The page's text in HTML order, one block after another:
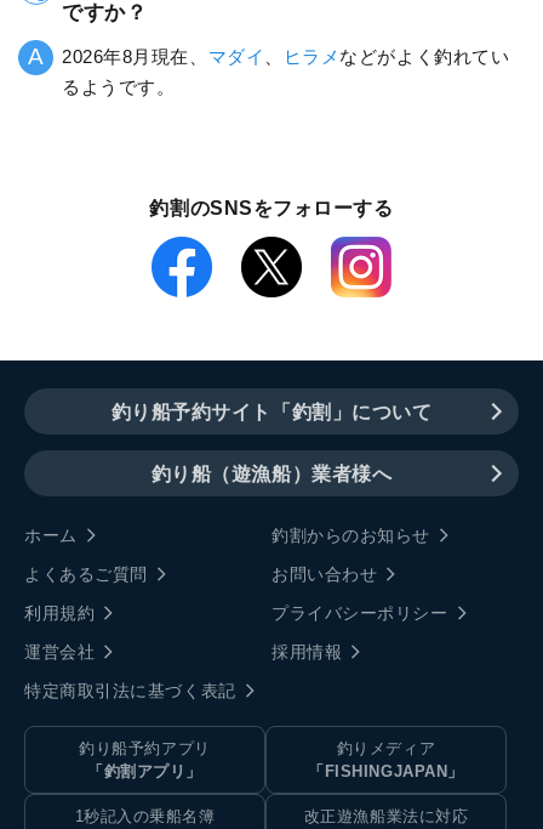
ですか？
2026年8月現在、 マダイ ヒラメ などがよく釣れてい
るようです。
釣割のSNSをフォローする
釣り船予約サイト「釣割」について
釣り船（遊漁船）業者様へ
ホーム
釣割からのお知らせ
よくあるご質問
お問い合わせ
利用規約
プライバシーポリシー
運営会社
採用情報
特定商取引法に基づく表記
釣り船予約アプリ
「釣割アプリ」
釣りメディア
「FISHINGJAPAN」
1秒記入の乗船名簿
改正遊漁船業法に対応